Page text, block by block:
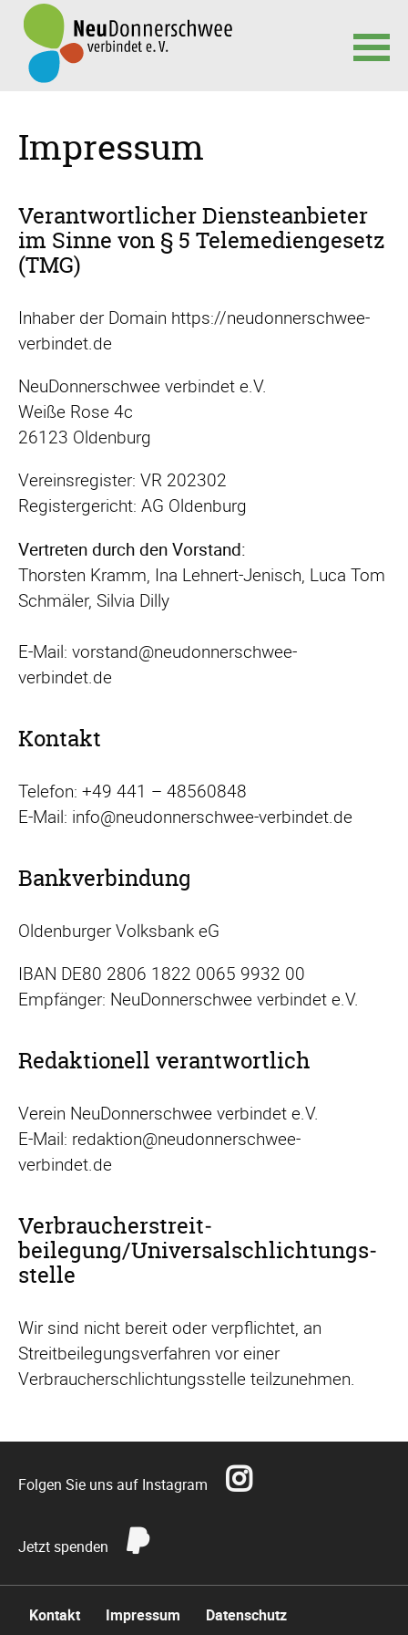
Impressum
Verantwortlicher Diensteanbieter
im Sinne von § 5 Telemediengesetz
(TMG)
Inhaber der Domain https://neudonnerschwee-
verbindet.de
NeuDonnerschwee verbindet e.V.
Weiße Rose 4c
26123 Oldenburg
Vereinsregister: VR 202302
Registergericht: AG Oldenburg
Vertreten durch den Vorstand:
Thorsten Kramm, Ina Lehnert-Jenisch, Luca Tom
Schmäler, Silvia Dilly
E-Mail: vorstand@neudonnerschwee-
verbindet.de
Kontakt
Telefon: +49 441 – 48560848
E-Mail: info@neudonnerschwee-verbindet.de
Bankverbindung
Oldenburger Volksbank eG
IBAN DE80 2806 1822 0065 9932 00
Empfänger: NeuDonnerschwee verbindet e.V.
Redaktionell verantwortlich
Verein NeuDonnerschwee verbindet e.V.
E-Mail: redaktion@neudonnerschwee-
verbindet.de
Verbraucher­streit­
beilegung/Universal­schlichtungs­
stelle
Wir sind nicht bereit oder verpflichtet, an
Streitbeilegungsverfahren vor einer
Verbraucherschlichtungsstelle teilzunehmen.
Folgen Sie uns auf Instagram
Jetzt spenden
Navigation
Kontakt Impressum Datenschutz